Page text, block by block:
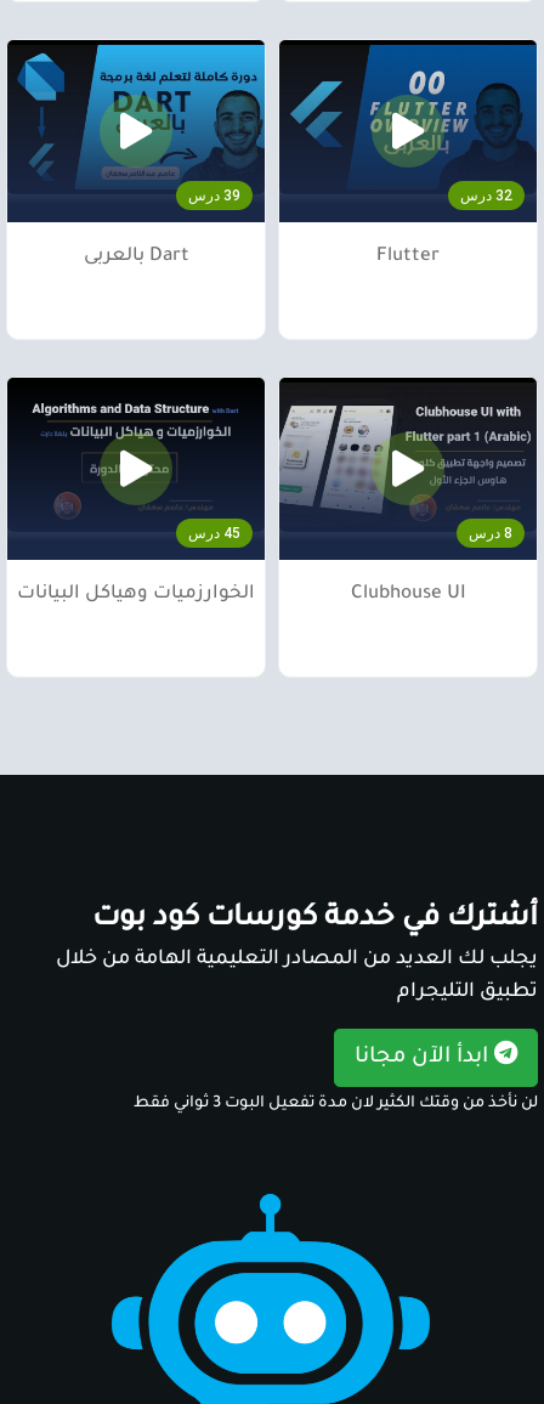
32 درس
Flutter
39 درس
Dart بالعربى
8 درس
Clubhouse UI
45 درس
الخوارزميات وهياكل البيانات
أشترك في خدمة كورسات كود بوت
يجلب لك العديد من المصادر التعليمية الهامة من خلال
تطبيق التليجرام
ابدأ الآن مجانا
لن نأخذ من وقتك الكثير لان مدة تفعيل البوت 3 ثواني فقط